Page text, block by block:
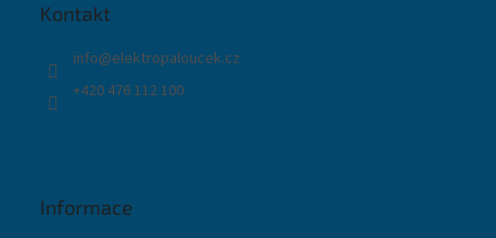
Kontakt
info@elektropaloucek.cz
+420 476 112 100
Informace